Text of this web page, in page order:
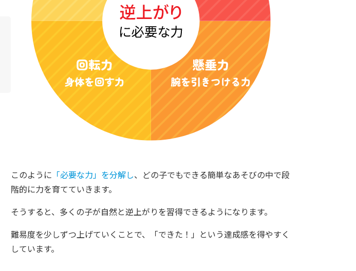
このように 「必要な力」を分解し、どの子でもできる簡単なあそびの中で段
階的に力を育てていきます。
そうすると、多くの子が自然と逆上がりを習得できるようになります。
難易度を少しずつ上げていくことで、「できた！」という達成感を得やすく
しています。